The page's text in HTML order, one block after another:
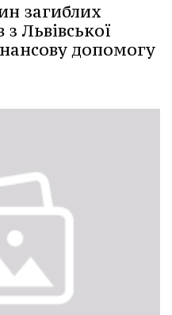
загиблих
Львівської
допомогу